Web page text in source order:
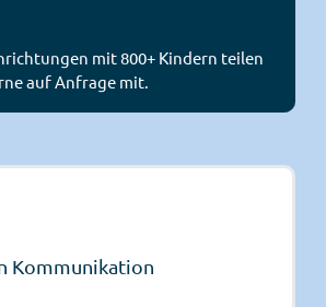
mit 800+ Kindern teilen
auf Anfrage mit.
Kommunikation